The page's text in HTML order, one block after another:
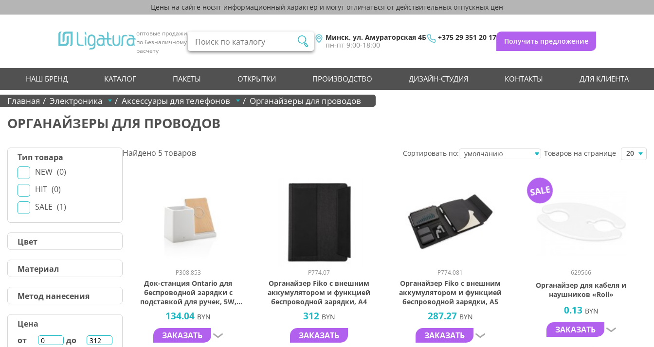
Цены на сайте носят информационный характер и могут отличаться от действительных отпускных цен
оптовые продажи
по безналичному
расчету
Минск, ул. Амураторская 4Б
пн-пт 9:00-18:00
+375 29 351 20 17 Получить предложение
НАШ БРЕНД КАТАЛОГ ПАКЕТЫ ОТКРЫТКИ ПРОИЗВОДСТВО ДИЗАЙН-СТУДИЯ КОНТАКТЫ ДЛЯ КЛИЕНТА
Главная Электроника Аксессуары для телефонов Органайзеры для проводов
ОРГАНАЙЗЕРЫ ДЛЯ ПРОВОДОВ
Тип товара
NEW
0
HIT
0
SALE
1
Цвет
Материал
Метод нанесения
Цена
от
до
Найдено 5товаров Сортировать по:
умолчанию
Товаров на странице 20
P308.853
Док-станция Ontario для
беспроводной зарядки с
подставкой для ручек, 5W,
белый
134.04 BYN
ЗАКАЗАТЬ
P774.07
Органайзер Fiko с внешним
аккумулятором и функцией
беспроводной зарядки, А4
312 BYN
ЗАКАЗАТЬ
P774.081
Органайзер Fiko с внешним
аккумулятором и функцией
беспроводной зарядки, А5
287.27 BYN
ЗАКАЗАТЬ
629566
Органайзер для кабеля и
наушников «Roll»
0.13 BYN
ЗАКАЗАТЬ
SALE